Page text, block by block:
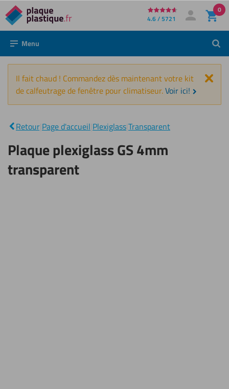
Directement
au
contenu
4.6 / 5721 Mon compte
Se connecter
0
Menu
Il fait chaud ! Commandez dès maintenant votre kit
de calfeutrage de fenêtre pour climatiseur.Voir ici!
Retour Page d'accueil PlexiglassTransparent
plexiglass
GS 4mm
Plaque plexiglass GS 4mm
transparent